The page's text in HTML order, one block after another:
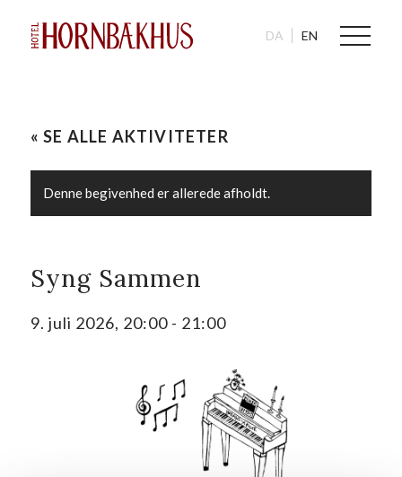
DA EN
« SE ALLE AKTIVITETER
Denne begivenhed er allerede afholdt.
Syng Sammen
9. juli 2026, 20:00- 21:00